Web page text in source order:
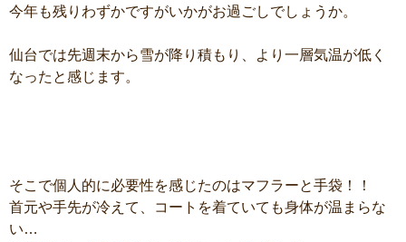
今年も残りわずかですがいかがお過ごしでしょうか。
仙台では先週末から雪が降り積もり、より一層気温が低く
なったと感じます。
そこで個人的に必要性を感じたのはマフラーと手袋！！
首元や手先が冷えて、コートを着ていても身体が温まらな
い…